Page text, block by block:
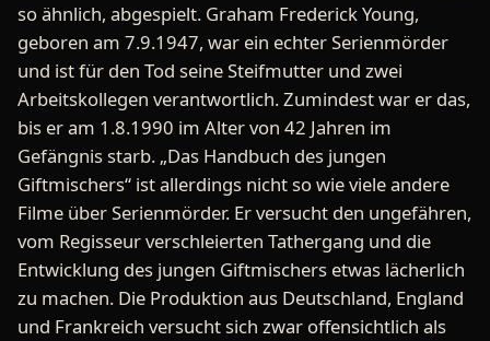
so ähnlich, abgespielt. Graham Frederick Young,
geboren am 7.9.1947, war ein echter Serienmörder
und ist für den Tod seine Steifmutter und zwei
Arbeitskollegen verantwortlich. Zumindest war er das,
bis er am 1.8.1990 im Alter von 42 Jahren im
Gefängnis starb. „Das Handbuch des jungen
Giftmischers“ ist allerdings nicht so wie viele andere
Filme über Serienmörder. Er versucht den ungefähren,
vom Regisseur verschleierten Tathergang und die
Entwicklung des jungen Giftmischers etwas lächerlich
zu machen. Die Produktion aus Deutschland, England
und Frankreich versucht sich zwar offensichtlich als